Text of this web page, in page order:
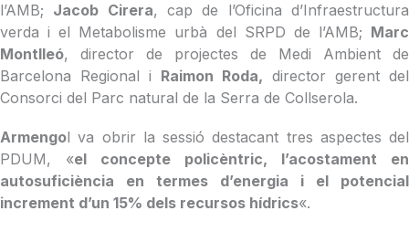
l’AMB; Jacob Cirera, cap de l’Oficina d’Infraestructura
verda i el Metabolisme urbà del SRPD de l’AMB; Marc
Montlleó, director de projectes de Medi Ambient de
Barcelona Regional i Raimon Roda, director gerent del
Consorci del Parc natural de la Serra de Collserola.
Armengol va obrir la sessió destacant tres aspectes del
PDUM, «el concepte policèntric, l’acostament en
autosuficiència en termes d’energia i el potencial
increment d’un 15% dels recursos hídrics«.